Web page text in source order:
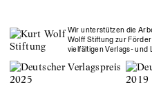
Wir unterstützen die
Wolff Stiftung zur
vielfältigen Verlags- und